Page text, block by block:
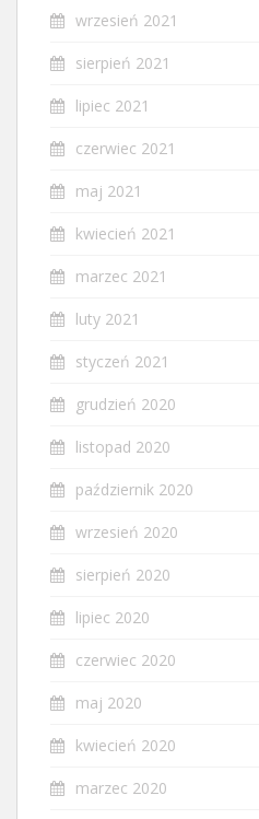
wrzesień 2021
sierpień 2021
lipiec 2021
czerwiec 2021
maj 2021
kwiecień 2021
marzec 2021
luty 2021
styczeń 2021
grudzień 2020
listopad 2020
październik 2020
wrzesień 2020
sierpień 2020
lipiec 2020
czerwiec 2020
maj 2020
kwiecień 2020
marzec 2020